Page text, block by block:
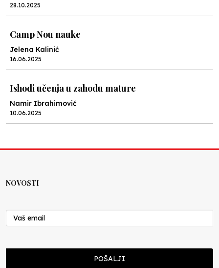
28.10.2025
Camp Nou nauke
Jelena Kalinić
16.06.2025
Ishodi učenja u zahodu mature
Namir Ibrahimović
10.06.2025
Nenad Veličković
29.10.2024
Cuke i djeca
NOVOSTI
POŠALJI